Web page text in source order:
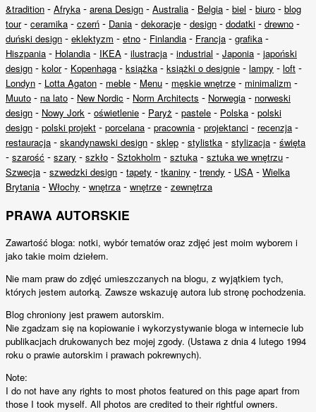
&tradition - Afryka - arena Design - Australia - Belgia - biel - biuro - blog
tour- ceramika - czerń - Dania - dekoracje - design - dodatki - drewno -
duński design - eklektyzm - etno - Finlandia - Francja - grafika -
Hiszpania - Holandia - IKEA - ilustracja - industrial - Japonia - japoński
design - kolor- Kopenhaga - książka - książki o designie - lampy - loft -
Londyn - Lotta Agaton - meble - Menu - męskie wnętrze - minimalizm -
Muuto - na lato - New Nordic - Norm Architects - Norwegia - norweski
design - Nowy Jork - oświetlenie - Paryż - pastele - Polska - polski
design - polski projekt - porcelana - pracownia - projektanci - recenzja -
restauracja - skandynawski design - sklep - stylistka - stylizacja - święta
- szarość - szary - szkło - Sztokholm - sztuka - sztuka we wnętrzu -
Szwecja - szwedzki design - tapety - tkaniny - trendy - USA - Wielka
Brytania - Włochy - wnętrza - wnętrze - zewnętrza
PRAWA AUTORSKIE
Zawartość bloga: notki, wybór tematów oraz zdjęć jest moim wyborem i
jako takie moim dziełem.
Nie mam praw do zdjęć umieszczanych na blogu, z wyjątkiem tych,
których jestem autorką. Zawsze wskazuję autora lub stronę pochodzenia.
Blog chroniony jest prawem autorskim.
Nie zgadzam się na kopiowanie i wykorzystywanie bloga w internecie lub
publikacjach drukowanych bez mojej zgody. (Ustawa z dnia 4 lutego 1994
roku o prawie autorskim i prawach pokrewnych).
Note:
I do not have any rights to most photos featured on this page apart from
those I took myself. All photos are credited to their rightful owners.